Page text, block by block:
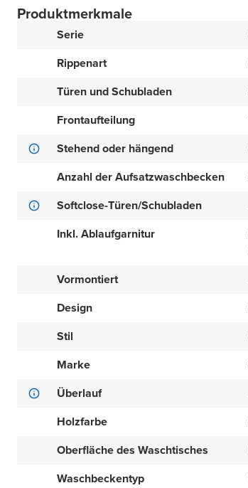
Produktmerkmale
Serie
Rippenart
Türen und Schubladen
Frontaufteilung
Stehend oder hängend
Anzahl der Aufsatzwaschbecken
Softclose-Türen/Schubladen
Inkl. Ablaufgarnitur
Vormontiert
Design
Stil
Marke
Überlauf
Holzfarbe
Oberfläche des Waschtisches
Waschbeckentyp